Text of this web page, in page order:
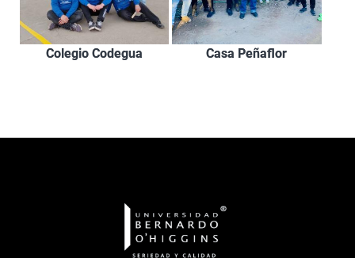
Colegio Codegua Casa Peñaflor